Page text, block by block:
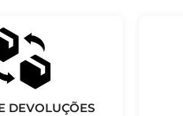
DEVOLUÇÕES